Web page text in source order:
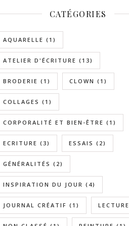
CATÉGORIES
AQUARELLE (1)
ATELIER D'ÉCRITURE (13)
BRODERIE (1) CLOWN (1)
COLLAGES (1)
CORPORALITÉ ET BIEN-ÊTRE (1)
ECRITURE (3) ESSAIS (2)
GÉNÉRALITÉS (2)
INSPIRATION DU JOUR (4)
JOURNAL CRÉATIF (1) LECTURE